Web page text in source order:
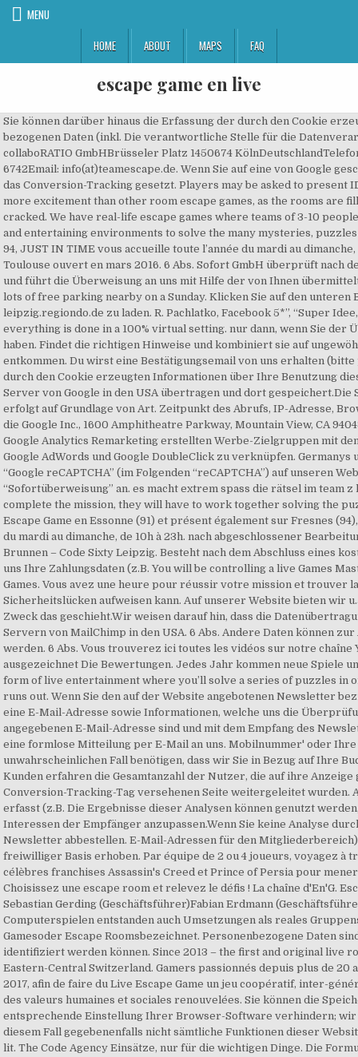
MENU
HOME
ABOUT MAPS FAQ
escape game en live
Sie können darüber hinaus die Erfassung der durch den Cookie erzeugten und auf Ihre Nutzung der Website bezogenen Daten (inkl. Die verantwortliche Stelle für die Datenverarbeitung auf dieser Website ist: collaboRATIO GmbHBrüsseler Platz 1450674 KölnDeutschlandTelefon: +49 221 - 6430 6742Email: info(at)teamescape.de. Wenn Sie auf eine von Google geschaltete Anzeige klicken wird ein Cookie für das Conversion-Tracking gesetzt. Players may be asked to present ID prior to the game. But these will give you more excitement than other room escape games, as the rooms are filled with cryptic puzzles that have to be cracked. We have real-life escape games where teams of 3-10 people are locked into a custom built, challenging and entertaining environments to solve the many mysteries, puzzles and challenges. Live Escape Game dans le 94, JUST IN TIME vous accueille toute l’année du mardi au dimanche, de 10h à 23h. Arkanes est un live escape à Toulouse ouvert en mars 2016. 6 Abs. Sofort GmbH überprüft nach dem Einloggen automatisch Ihren Kontostand und führt die Überweisung an uns mit Hilfe der von Ihnen übermittelten TAN durch. a DSGVO). Easy to find and lots of free parking nearby on a Sunday. Klicken Sie auf den unteren Button, um den Inhalt von live-escape-leipzig.regiondo.de zu laden. R. Pachlatko, Facebook 5*”, “Super Idee, hat echt Spass gemacht! But don’t worry, everything is done in a 100% virtual setting. nur dann, wenn Sie der Übermittlung ausdrücklich zugestimmt haben. Findet die richtigen Hinweise und kombiniert sie auf ungewöhnliche Weise - nur dann könnt ihr entkommen. Du wirst eine Bestätigungsemail von uns erhalten (bitte prüft auchden Spam Ordner). 1997. Die durch den Cookie erzeugten Informationen über Ihre Benutzung dieser Website werden in der Regel an einen Server von Google in den USA übertragen und dort gespeichert.Die Speicherung von Google-Analytics-Cookies erfolgt auf Grundlage von Art. Zeitpunkt des Abrufs, IP-Adresse, Browsertyp und Betriebssystem). Anbieter ist die Google Inc., 1600 Amphitheatre Parkway, Mountain View, CA 94043, USA.Diese Funktion ermöglicht es die mit Google Analytics Remarketing erstellten Werbe-Zielgruppen mit den geräteübergreifenden Funktionen von Google AdWords und Google DoubleClick zu verknüpfen. Germanys unique immersive experience. Wir nutzen “Google reCAPTCHA” (im Folgenden “reCAPTCHA”) auf unseren Websites. die Bezahlung mittels “Sofortüberweisung” an. es macht extrem spass die rätsel im team z löse! AVENTURE LIVE! 1 lit. In order to complete the mission, they will have to work together solving the puzzles proposed at each stage. 1er Live Escape Game en Essonne (91) et présent également sur Fresnes (94), JUST IN TIME vous accueille toute l’année du mardi au dimanche, de 10h à 23h. nach abgeschlossener Bearbeitung Ihrer Anfrage). Das Mädchen aus dem Brunnen – Code Sixty Leipzig. Besteht nach dem Abschluss eines kostenpflichtigen Vertrags eine Verpflichtung, uns Ihre Zahlungsdaten (z.B. You will be controlling a live Games Master in the Escape Room. Room Escape Games. Vous avez une heure pour réussir votre mission et trouver la sortie. bei der Kommunikation per E-Mail) Sicherheitslücken aufweisen kann. Auf unserer Website bieten wir u.a. Sie erläutert auch, wie und zu welchem Zweck das geschieht.Wir weisen darauf hin, dass die Datenübertragung im Internet (z.B. web-beacon) mit den Servern von MailChimp in den USA. 6 Abs. Andere Daten können zur Analyse Ihres Nutzerverhaltens verwendet werden. 6 Abs. Vous trouverez ici toutes les vidéos sur notre chaîne Youtube et les webinaires. 1 lit. Mehrfach ausgezeichnet Die Bewertungen. Jedes Jahr kommen neue Spiele und Rätsel hinzu. 1 lit. Escape rooms are a form of live entertainment where you’ll solve a series of puzzles in order to solve your mission before the time runs out. Wenn Sie den auf der Website angebotenen Newsletter beziehen möchten, benötigen wir von Ihnen eine E-Mail-Adresse sowie Informationen, welche uns die Überprüfung gestatten, dass Sie der Inhaber der angegebenen E-Mail-Adresse sind und mit dem Empfang des Newsletters einverstanden sind. 6 Abs. Dazu reicht eine formlose Mitteilung per E-Mail an uns. Mobilnummer' oder Ihre 'E-Mail-Adresse' für den unwahrscheinlichen Fall benötigen, dass wir Sie in Bezug auf Ihre Buchung dringend kontaktieren müssen. Die Kunden erfahren die Gesamtanzahl der Nutzer, die auf ihre Anzeige geklickt haben und zu einer mit einem Conversion-Tracking-Tag versehenen Seite weitergeleitet wurden. Außerdem werden technische Informationen erfasst (z.B. Die Ergebnisse dieser Analysen können genutzt werden, um künftige Newsletter besser an die Interessen der Empfänger anzupassen.Wenn Sie keine Analyse durch MailChimp wollen, müssen Sie den Newsletter abbestellen. E-Mail-Adressen für den Mitgliederbereich) bleiben hiervon unberührt. nur auf freiwilliger Basis erhoben. Par équipe de 2 ou 4 joueurs, voyagez à travers les époques et dans l'univers des célèbres franchises Assassin's Creed et Prince of Persia pour mener à bien les missions qui vous sont confiées ! Choisissez une escape room et relevez le défis ! La chaîne d'En'G. Escape Game à Villefranche-sur-Saône. Sebastian Gerding (Geschäftsführer)Fabian Erdmann (Geschäftsführer), Eintragung im Handelsregister. Neben Computerspielen entstanden auch Umsetzungen als reales Gruppenspiel, vorwiegend als Live Escape Gamesoder Escape Roomsbezeichnet. Personenbezogene Daten sind Daten, mit denen Sie persönlich identifiziert werden können. Since 2013 – the first and original live rooms escape game venue Zürich and Eastern-Central Switzerland. Gamers passionnés depuis plus de 20 ans, nous avons fondé Escape Adventures en 2017, afin de faire du Live Escape Game un jeu coopératif, inter-générationnel, accesssible à tous et véhiculant des valeurs humaines et sociales renouvelées. Sie können die Speicherung der Cookies durch eine entsprechende Einstellung Ihrer Browser-Software verhindern; wir weisen Sie jedoch darauf hin, dass Sie in diesem Fall gegebenenfalls nicht sämtliche Funktionen dieser Website vollumfänglich werden nutzen können. 1 lit. The Code Agency Einsätze, nur für die wichtigen Dinge. Die Formulierung der Texte ist www.e-recht24.de